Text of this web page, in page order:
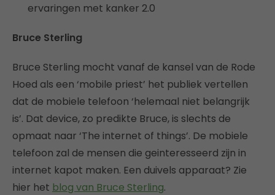
ervaringen met kanker 2.0
Bruce Sterling
Bruce Sterling mocht vanaf de kansel van de Rode
Hoed als een ‘mobile priest’ het publiek vertellen
dat de mobiele telefoon ‘helemaal niet belangrijk
is’. Dat device, zo predikte Bruce, is slechts de
opmaat naar ‘The internet of things’. De mobiele
telefoon zal de mensen die geinteresseerd zijn in
internet kapot maken. Een duivels apparaat? Zie
hier het blog van Bruce Sterling.